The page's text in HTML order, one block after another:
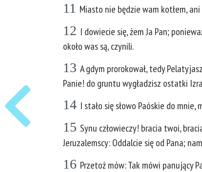
11 Miasto nie będzie wam kotłem,
12 I dowiecie się, żem Ja Pan;
około was są, czynili.
13 A gdym prorokował, tedy
Panie! do gruntu wygładzisz ostatki
14 I stało się słowo Paóskie do mnie,
15 Synu człowieczy! bracia twoi,
Jeruzalemscy: Oddalcie się od Pana;
16 Przetoż mów: Tak mówi panujący